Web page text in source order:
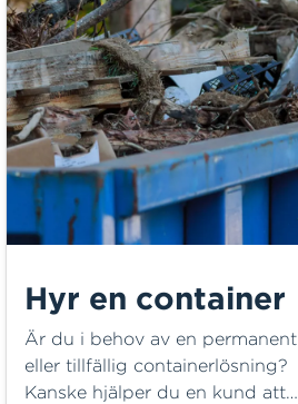
Hyr en container
Är du i behov av en permanent
eller tillfällig containerlösning?
Kanske hjälper du en kund att